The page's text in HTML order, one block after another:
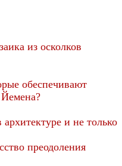
из осколков
обеспечивают
и не только
преодоления